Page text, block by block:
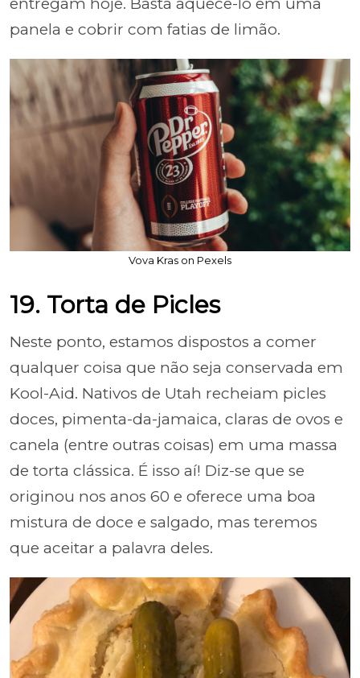
panela e cobrir com fatias de limão.
Vova Kras on Pexels
19. Torta de Picles
Neste ponto, estamos dispostos a comer
qualquer coisa que não seja conservada em
Kool-Aid. Nativos de Utah recheiam picles
doces, pimenta-da-jamaica, claras de ovos e
canela (entre outras coisas) em uma massa
de torta clássica. É isso aí! Diz-se que se
originou nos anos 60 e oferece uma boa
mistura de doce e salgado, mas teremos
que aceitar a palavra deles.